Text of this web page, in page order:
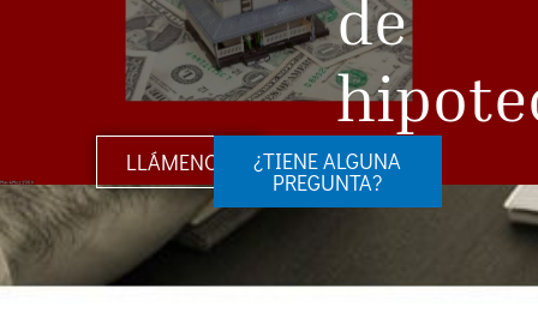
de
LLÁMENOS ¿TIENE ALGUNA
PREGUNTA?